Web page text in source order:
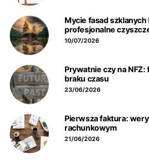
Mycie fasad
profesjonalne
10/07/2026
Prywatnie czy na
braku czasu
23/06/2026
Pierwsza faktura:
rachunkowym
21/06/2026